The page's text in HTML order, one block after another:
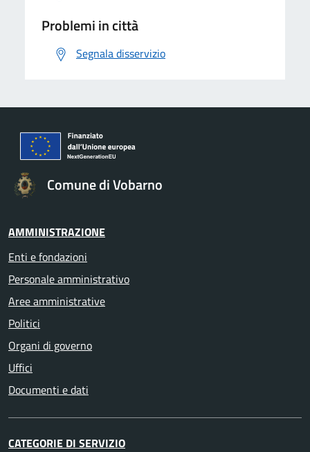
Problemi in città
Segnala disservizio
Comune di Vobarno
AMMINISTRAZIONE
Enti e fondazioni
Personale amministrativo
Aree amministrative
Politici
Organi di governo
Uffici
Documenti e dati
CATEGORIE DI SERVIZIO